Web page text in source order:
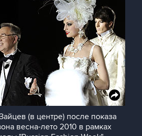
(в центре) после показа
весна-лето 2010 в рамках